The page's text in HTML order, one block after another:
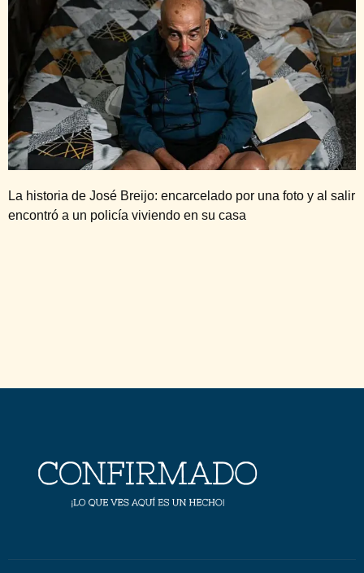
La historia de José Breijo: encarcelado por una foto y al salir
encontró a un policía viviendo en su casa